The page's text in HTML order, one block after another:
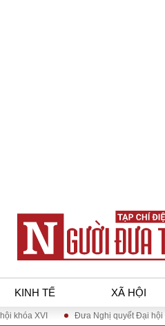
KINH TẾ XÃ HỘI
Đưa Nghị quyết Đại hội Đảng XIV